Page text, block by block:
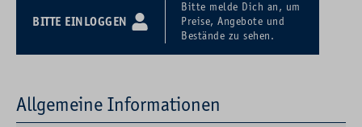
BITTE EINLOGGEN
Bitte melde Dich an, um
Preise, Angebote und
Bestände zu sehen.
Allgemeine Informationen